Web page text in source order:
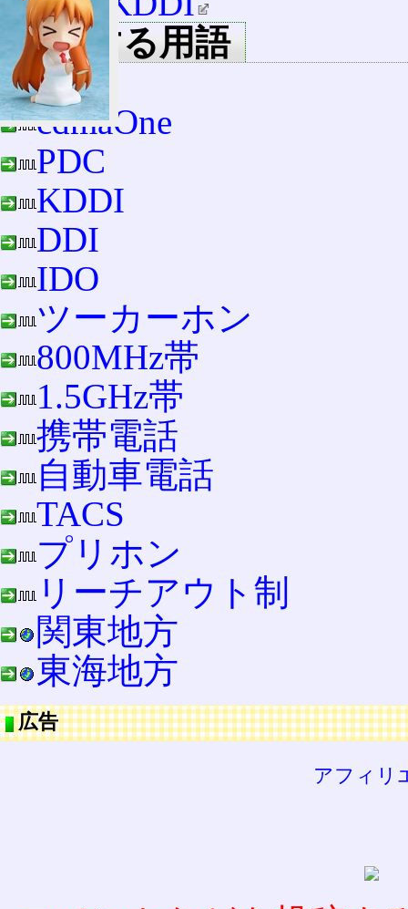
関連する用語
au
cdmaOne
PDC
KDDI
DDI
IDO
ツーカーホン
800MHz帯
1.5GHz帯
携帯電話
自動車電話
TACS
プリホン
リーチアウト制
関東地方
東海地方
広告
アフィリ